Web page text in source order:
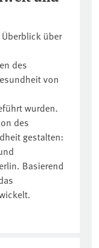
über
des
von
wurden.
des
gestalten:
Basierend